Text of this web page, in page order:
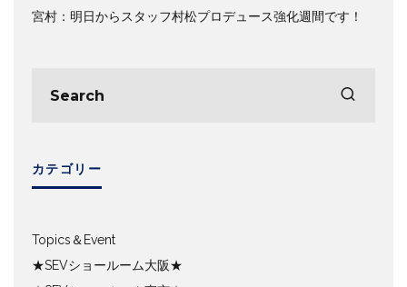
宮村：明日からスタッフ村松プロデュース強化週間です！
カテゴリー
Topics＆Event
★SEVショールーム大阪★